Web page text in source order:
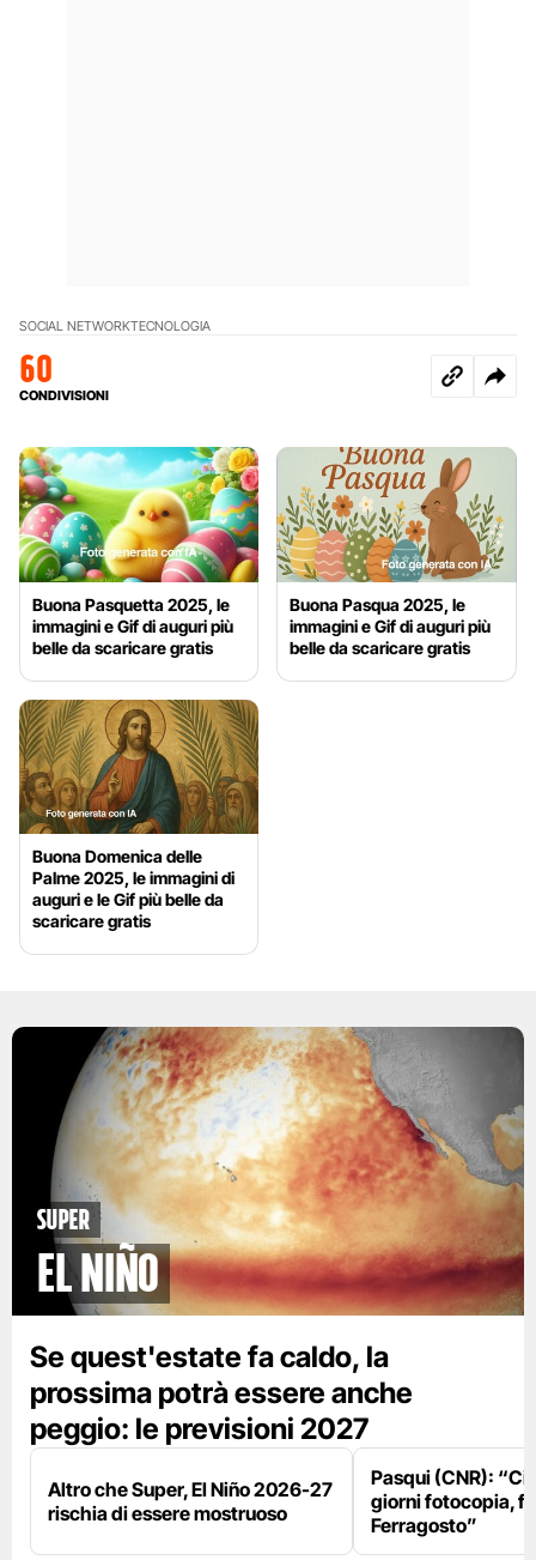
SOCIAL NETWORKTECNOLOGIA
60
CONDIVISIONI
Buona Pasquetta 2025, le
immagini e Gif di auguri più
belle da scaricare gratis
Buona Pasqua 2025, le
immagini e Gif di auguri più
belle da scaricare gratis
Buona Domenica delle
Palme 2025, le immagini di
auguri e le Gif più belle da
scaricare gratis
Super
El Niño
Se quest'estate fa caldo, la
prossima potrà essere anche
peggio: le previsioni 2027
Altro che Super, El Niño 2026-27
rischia di essere mostruoso
Pasqui (CNR):
giorni fotocopia,
Ferragosto”